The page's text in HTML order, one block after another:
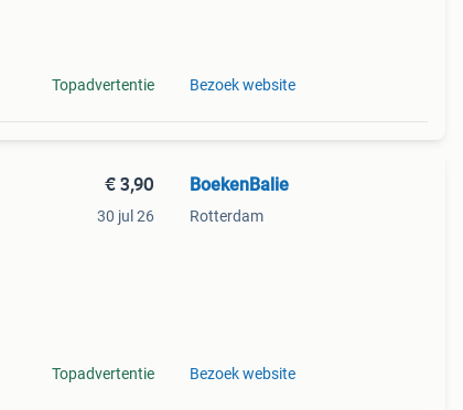
Topadvertentie Bezoek website
€ 3,90
30 jul 26
Topadvertentie
BoekenBalie
Rotterdam
Bezoek website